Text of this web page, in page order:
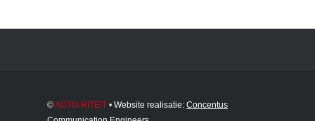
©AUTO-RITEIT • Website realisatie:Concentus